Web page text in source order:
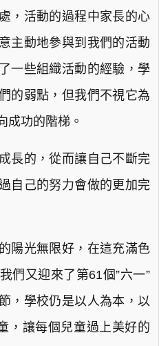
，活動的過程中家長的心
主動地參與到我們的活動
一些組織活動的經驗，學
的弱點，但我們不視它為
成功的階梯。
長的，從而讓自己不斷完
自己的努力會做的更加完
陽光無限好，在這充滿色
們又迎來了第61個”六一”
，學校仍是以人為本，以
，讓每個兒童過上美好的